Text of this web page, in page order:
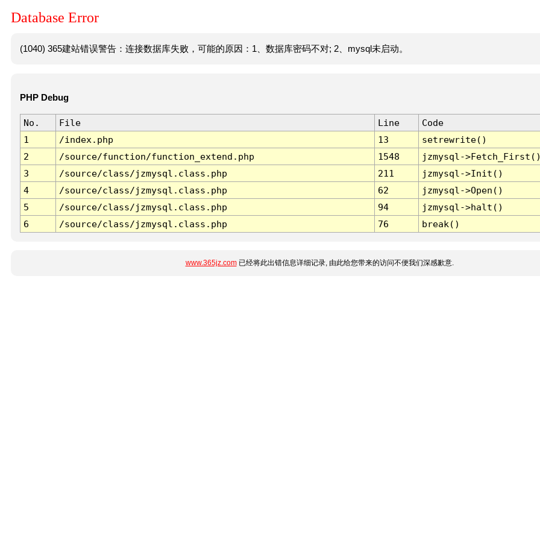
Database Error
(1040) 365建站错误警告：连接数据库失败，可能的原因：1、数据库密码不对; 2、mysql未启动。
PHP Debug
No. File Line
Code
1
/index.php 13
setrewrite()
2
/source/function/function_extend.php 1548
jzmysql-
3
/source/class/jzmysql.class.php 211
jzmysql->Init()
4
/source/class/jzmysql.class.php 62
jzmysql->Open()
5
/source/class/jzmysql.class.php 94
jzmysql->halt()
6
/source/class/jzmysql.class.php 76 break()
www.365jz.com已经将此出错信息详细记录, 由此给您带来的访问不便我们深感歉意.